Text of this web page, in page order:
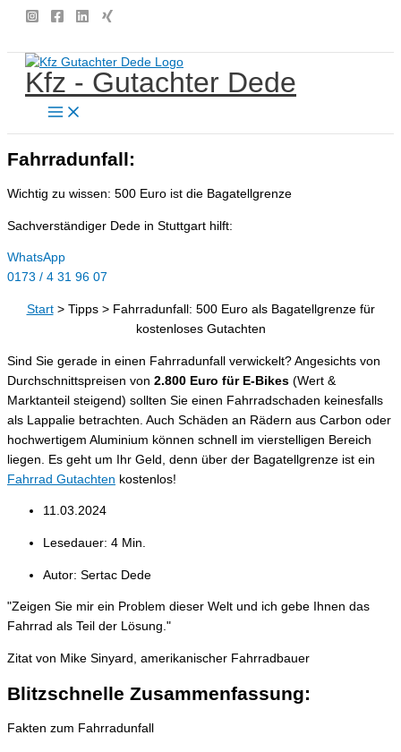
Zum
springen
Kfz - Gutachter Dede
Fahrradunfall:
Wichtig zu wissen: 500 Euro ist die Bagatellgrenze
Sachverständiger Dede in Stuttgart hilft:
WhatsApp
0173 / 4 31 96 07
Start> Tipps> Fahrradunfall: 500 Euro als Bagatellgrenze für
kostenloses Gutachten
Sind Sie gerade in einen Fahrradunfall verwickelt? Angesichts von
Durchschnittspreisen von 2.800 Euro für E-Bikes (Wert &
Marktanteil steigend) sollten Sie einen Fahrradschaden keinesfalls
als Lappalie betrachten. Auch Schäden an Rädern aus Carbon oder
hochwertigem Aluminium können schnell im vierstelligen Bereich
liegen. Es geht um Ihr Geld, denn über der Bagatellgrenze ist ein
Fahrrad Gutachten kostenlos!
11.03.2024
Lesedauer: 4 Min.
Autor: Sertac Dede
"Zeigen Sie mir ein Problem dieser Welt und ich gebe Ihnen das
Fahrrad als Teil der Lösung."
Zitat von Mike Sinyard, amerikanischer Fahrradbauer
Blitzschnelle Zusammenfassung:
Fakten zum Fahrradunfall